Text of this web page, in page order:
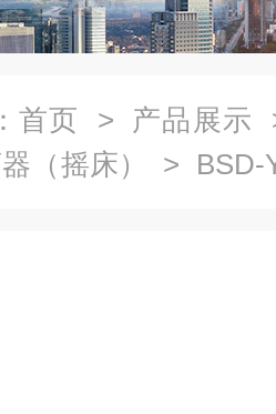
首页 > 产品展示
（摇床）
> BSD-